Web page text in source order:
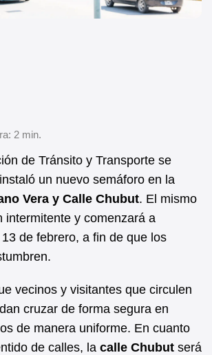
de Tránsito y Transporte se
un nuevo semáforo en la
Vera y Calle Chubut. El mismo
intermitente y comenzará a
de febrero, a fin de que los
vecinos y visitantes que circulen
cruzar de forma segura en
de manera uniforme. En cuanto
de calles, la calle Chubut será